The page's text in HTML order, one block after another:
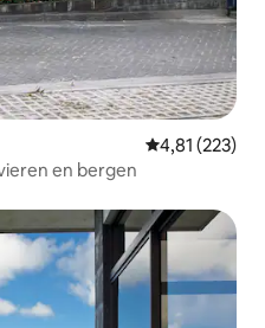
Gemiddelde
4,81 (223)
en bergen